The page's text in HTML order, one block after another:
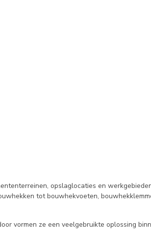
opslaglocaties en
tot bouwhekvoeten,
vormen ze een veelgebruikte oplossing